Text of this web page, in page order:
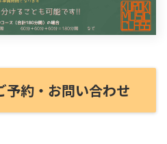
予約・お問い合わせ